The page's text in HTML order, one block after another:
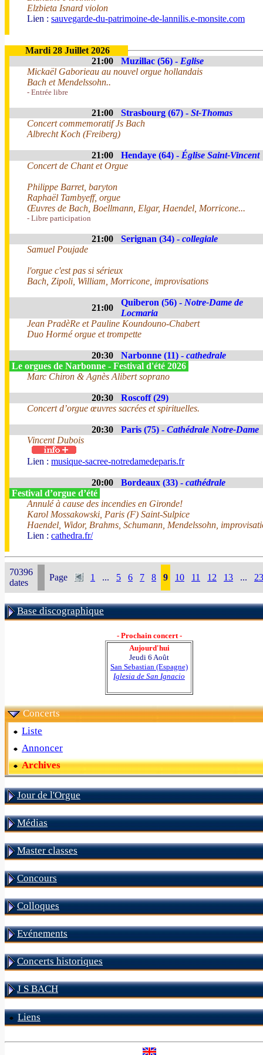
Elzbieta Isnard violon
Lien : sauvegarde-du-patrimoine-de-lannilis.e-monsite.com
Mardi 28 Juillet 2026
21:00
Muzillac (56) - Eglise
Mickaël Gaborieau au nouvel orgue hollandais
Bach et Mendelssohn..
- Entrée libre
21:00 Strasbourg (67) - St-Thomas
Concert commemoratif Js Bach
Albrecht Koch (Freiberg)
21:00 Hendaye (64) - Église Saint-Vincent
Concert de Chant et Orgue
Philippe Barret, baryton
Raphaël Tambyeff, orgue
Œuvres de Bach, Boellmann, Elgar, Haendel, Morricone...
- Libre participation
21:00 Serignan (34) - collegiale
Samuel Poujade
l'orgue c'est pas si sérieux
Bach, Zipoli, William, Morricone, improvisations
21:00
Quiberon (56) - Notre-Dame de
Locmaria
Jean PradèRe et Pauline Koundouno-Chabert
Duo Hormé orgue et trompette
20:30 Narbonne (11) - cathedrale
Le orgues de Narbonne - Festival d'été 2026
Marc Chiron & Agnès Alibert soprano
20:30
Roscoff (29)
Concert d’orgue œuvres sacrées et spirituelles.
20:30 Paris (75) - Cathédrale Notre-Dame
Vincent Dubois
Lien : musique-sacree-notredamedeparis.fr
20:00 Bordeaux (33) - cathédrale
Festival d’orgue d’été
Annulé à cause des incendies en Gironde!
Karol Mossakowski, Paris (F) Saint-Sulpice
Haendel, Widor, Brahms, Schumann, Mendelssohn,
Lien : cathedra.fr/
70396
dates
Page 1 ... 5 6 7 8 9 10 11 12 13 ...
Base discographique
- Prochain concert -
Aujourd'hui
Jeudi 6 Août
San Sebastian (Espagne)
Iglesia de San Ignacio
Concerts
Liste
Annoncer
Archives
Jour de l'Orgue
Médias
Master classes
Concours
Colloques
Evénements
Concerts historiques
J S BACH
Liens